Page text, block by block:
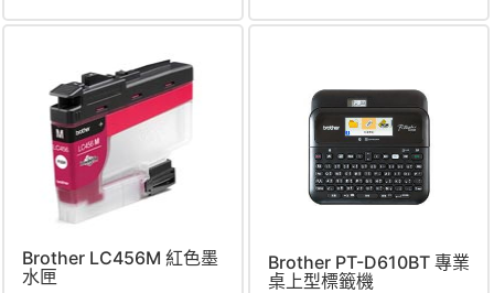
Brother LC456M 紅色墨
水匣
Brother PT-D610BT 專業
桌上型標籤機